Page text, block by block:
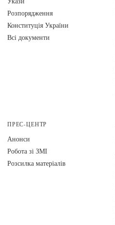
Розпорядження
Конституція України
Всі документи
ПРЕС-ЦЕНТР
Анонси
Робота зі ЗМІ
Розсилка матеріалів